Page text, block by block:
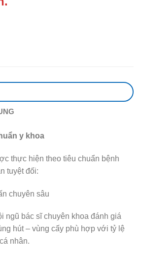
y khoa
thực hiện theo tiêu chuẩn bệnh
tuyệt đối:
chuyên sâu
ngũ bác sĩ chuyên khoa đánh giá
hút – vùng cấy phù hợp với tỷ lệ
nhân.